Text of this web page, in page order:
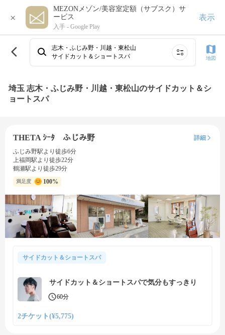
×
MEZONメゾン/美容室定額（サブスク）サ
ービス
入手 - Google Play
表示
志木・ふじみ野・川越・東松山
サイドカット＆ショートスパ
地図
埼玉 志木・ふじみ野・川越・東松山のサイドカット＆シ
ョートスパ
THETA ｼｰﾀ ふじみ野
詳細
ふじみ野駅より徒歩6分
上福岡駅より徒歩22分
鶴瀬駅より徒歩29分
満足度 100%
サイドカット＆ショートスパ
サイドカット＆ショートスパで気分もすっきり
60分
2チケット(¥5,775)